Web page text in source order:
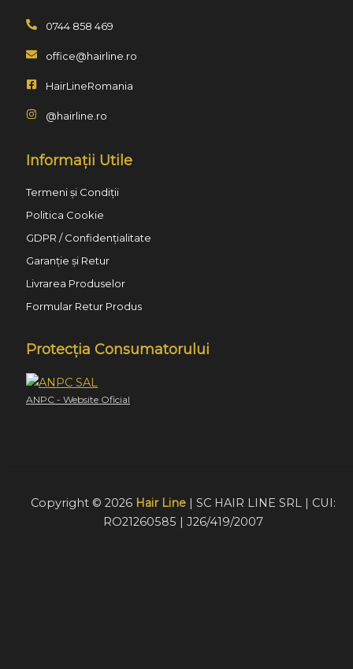
0744 858 469
office@hairline.ro
HairLineRomania
@hairline.ro
Informații Utile
Termeni și Condiții
Politica Cookie
GDPR / Confidențialitate
Garanție și Retur
Livrarea Produselor
Formular Retur Produs
Protecția Consumatorului
ANPC - Website Oficial
Copyright © 2026 Hair Line| SC HAIR LINE SRL | CUI:
RO21260585 | J26/419/2007